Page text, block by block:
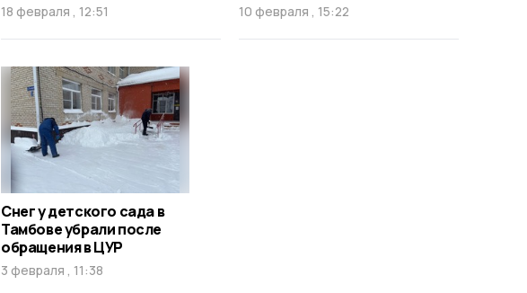
18 февраля , 12:51 10 февраля , 15:22
Снег у детского сада в
Тамбове убрали после
обращения в ЦУР
3 февраля , 11:38